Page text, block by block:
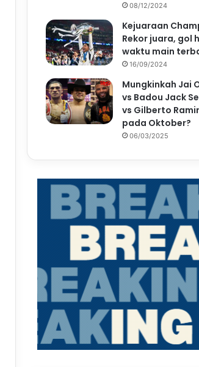
08/12/2024
Kejuaraan
Rekor juara, gol
waktu main
16/09/2024
Mungkinkah Jai
vs Badou Jack
vs Gilberto
pada Oktober?
06/03/2025